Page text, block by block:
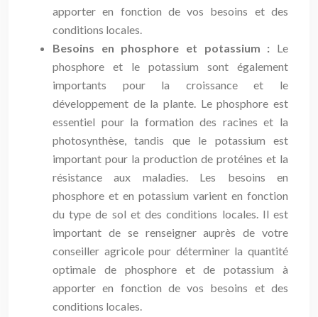
apporter en fonction de vos besoins et des
conditions locales.
Besoins en phosphore et potassium : Le
phosphore et le potassium sont également
importants pour la croissance et le
développement de la plante. Le phosphore est
essentiel pour la formation des racines et la
photosynthèse, tandis que le potassium est
important pour la production de protéines et la
résistance aux maladies. Les besoins en
phosphore et en potassium varient en fonction
du type de sol et des conditions locales. Il est
important de se renseigner auprès de votre
conseiller agricole pour déterminer la quantité
optimale de phosphore et de potassium à
apporter en fonction de vos besoins et des
conditions locales.